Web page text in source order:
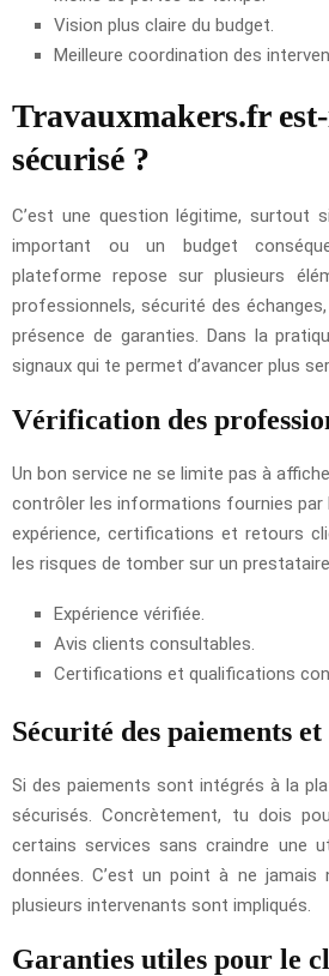
Vision plus claire du budget.
Meilleure coordination des
Travauxmakers.fr
sécurisé ?
C’est une question légitime, surtout
important ou un budget
plateforme repose sur plusieurs
professionnels, sécurité des
présence de garanties. Dans la
signaux qui te permet d’avancer plus
Vérification des
Un bon service ne se limite pas à
contrôler les informations fournies par
expérience, certifications et retours
les risques de tomber sur un
Expérience vérifiée.
Avis clients consultables.
Certifications et qualifications
Sécurité des paiements et
Si des paiements sont intégrés à la
sécurisés. Concrètement, tu dois
certains services sans craindre une
données. C’est un point à ne jamais
plusieurs intervenants sont impliqués.
Garanties utiles pour le